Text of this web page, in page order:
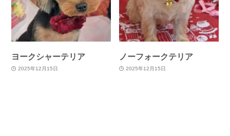
ヨークシャーテリア
2025年12月15日
ノーフォークテリア
2025年12月15日